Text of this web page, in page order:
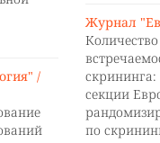
/
Журнал
скрининга:
секции
по